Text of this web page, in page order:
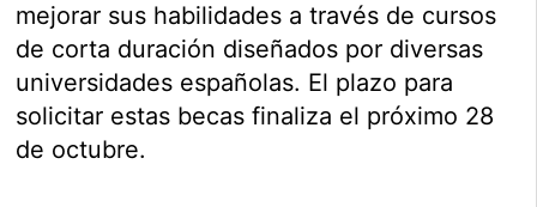
mejorar sus habilidades a través de cursos
de corta duración diseñados por diversas
universidades españolas. El plazo para
solicitar estas becas finaliza el próximo 28
de octubre.